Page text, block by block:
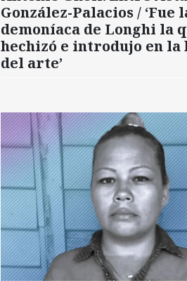
González-Palacios / ‘Fue
demoníaca de Longhi la
hechizó e introdujo en
del arte’